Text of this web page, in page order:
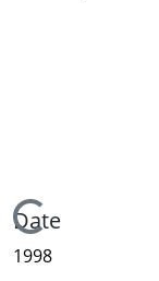
Loading...
Date
1998